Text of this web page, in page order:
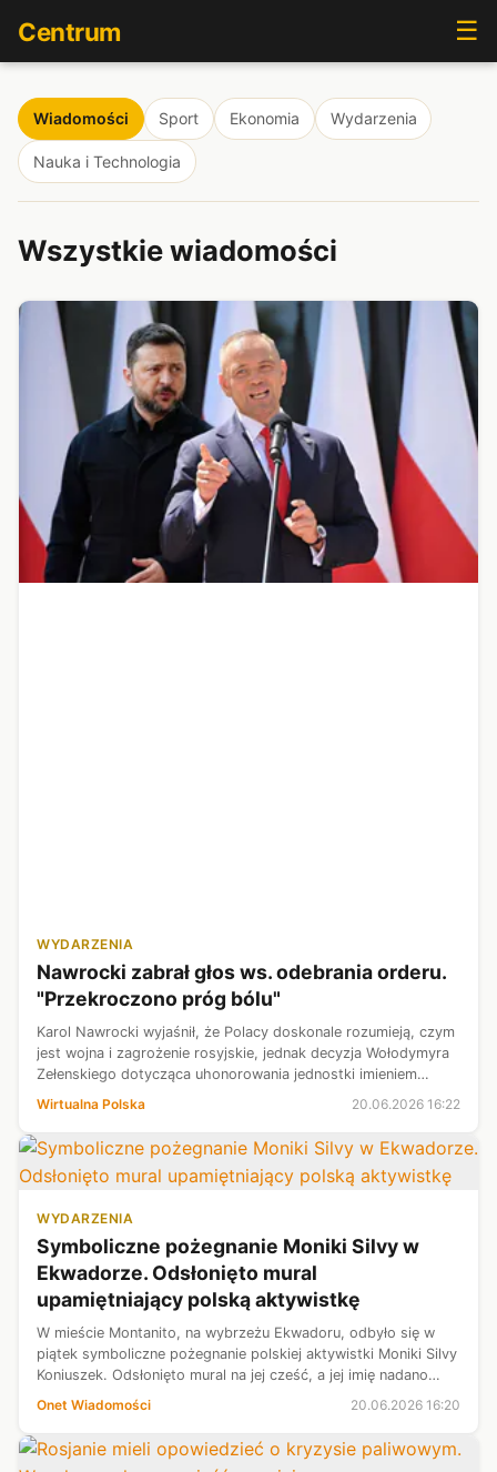
Centrum ☰
Wiadomości Sport Ekonomia Wydarzenia
Nauka i Technologia
Wszystkie wiadomości
WYDARZENIA
Nawrocki zabrał głos ws. odebrania orderu.
"Przekroczono próg bólu"
Karol Nawrocki wyjaśnił, że Polacy doskonale rozumieją, czym
jest wojna i zagrożenie rosyjskie, jednak decyzja Wołodymyra
Zełenskiego dotycząca uhonorowania jednostki imieniem
Wirtualna Polska 20.06.2026 16:22
WYDARZENIA
Symboliczne pożegnanie Moniki Silvy w
Ekwadorze. Odsłonięto mural
upamiętniający polską aktywistkę
W mieście Montanito, na wybrzeżu Ekwadoru, odbyło się w
piątek symboliczne pożegnanie polskiej aktywistki Moniki Silvy
Koniuszek. Odsłonięto mural na jej cześć, a jej imię nadano
jednej z ulic w dzielnicy Tigrillo, gdzie mieszkała — przekazali
Onet Wiadomości 20.06.2026 16:20